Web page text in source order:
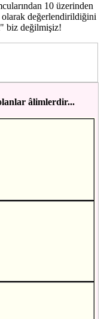
10 üzerinden
olarak değerlendirildiğini
biz değilmişiz!
âlimlerdir...